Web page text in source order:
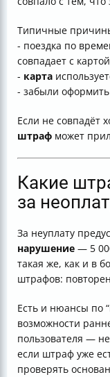
Типичные
- поездка по
совпадает с
- карта
- забыли
Если не совпадёт
штраф может
Какие
за
За неуплату
нарушение — 5
такая же, как и в
штрафов:
Есть и нюансы по
возможности
пользователя —
если штраф уже
проверять